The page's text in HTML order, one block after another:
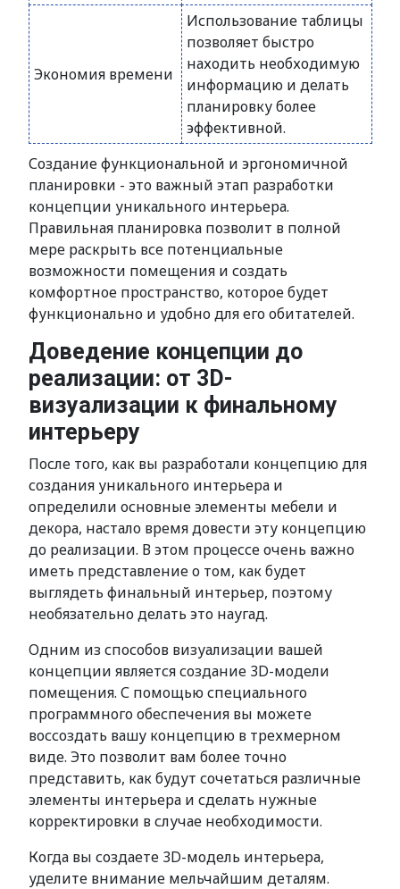
Экономия времени
Использование таблицы
позволяет быстро
находить необходимую
информацию и делать
планировку более
эффективной.
Создание функциональной и эргономичной
планировки - это важный этап разработки
концепции уникального интерьера.
Правильная планировка позволит в полной
мере раскрыть все потенциальные
возможности помещения и создать
комфортное пространство, которое будет
функционально и удобно для его обитателей.
Доведение концепции до
реализации: от 3D-
визуализации к финальному
интерьеру
После того, как вы разработали концепцию для
создания уникального интерьера и
определили основные элементы мебели и
декора, настало время довести эту концепцию
до реализации. В этом процессе очень важно
иметь представление о том, как будет
выглядеть финальный интерьер, поэтому
необязательно делать это наугад.
Одним из способов визуализации вашей
концепции является создание 3D-модели
помещения. С помощью специального
программного обеспечения вы можете
воссоздать вашу концепцию в трехмерном
виде. Это позволит вам более точно
представить, как будут сочетаться различные
элементы интерьера и сделать нужные
корректировки в случае необходимости.
Когда вы создаете 3D-модель интерьера,
уделите внимание мельчайшим деталям.